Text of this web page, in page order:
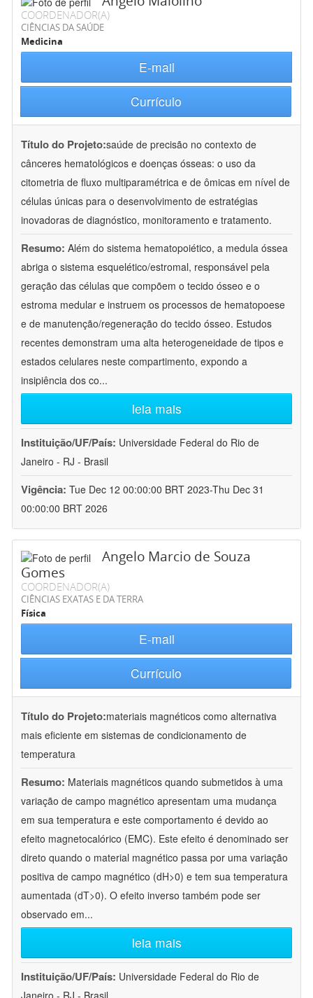
COORDENADOR(A)
CIÊNCIAS DA SAÚDE
Medicina
E-mail
Currículo
Título do Projeto:saúde de precisão no contexto de
cânceres hematológicos e doenças ósseas: o uso da
citometria de fluxo multiparamétrica e de ômicas em nível de
células únicas para o desenvolvimento de estratégias
inovadoras de diagnóstico, monitoramento e tratamento.
Resumo: Além do sistema hematopoiético, a medula óssea
abriga o sistema esquelético/estromal, responsável pela
geração das células que compõem o tecido ósseo e o
estroma medular e instruem os processos de hematopoese
e de manutenção/regeneração do tecido ósseo. Estudos
recentes demonstram uma alta heterogeneidade de tipos e
estados celulares neste compartimento, expondo a
insipiência dos co...
leia mais
Instituição/UF/País: Universidade Federal do Rio de
Janeiro - RJ - Brasil
Vigência: Tue Dec 12 00:00:00 BRT 2023-Thu Dec 31
00:00:00 BRT 2026
Angelo Marcio de Souza
Gomes
COORDENADOR(A)
CIÊNCIAS EXATAS E DA TERRA
Física
E-mail
Currículo
Título do Projeto:materiais magnéticos como alternativa
mais eficiente em sistemas de condicionamento de
temperatura
Resumo: Materiais magnéticos quando submetidos à uma
variação de campo magnético apresentam uma mudança
em sua temperatura e este comportamento é devido ao
efeito magnetocalórico (EMC). Este efeito é denominado ser
direto quando o material magnético passa por uma variação
positiva de campo magnético (dH>0) e tem sua temperatura
aumentada (dT>0). O efeito inverso também pode ser
observado em...
leia mais
Instituição/UF/País: Universidade Federal do Rio de